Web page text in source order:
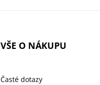
VŠE O NÁKUPU
Časté dotazy